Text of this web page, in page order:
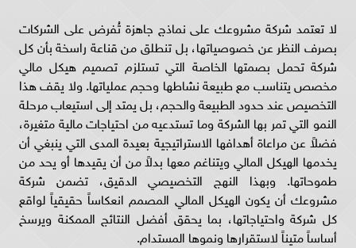
لا تعتمد شركة مشروعك على نماذج جاهزة تُفرض على الشركات
بصرف النظر عن خصوصياتها، بل تنطلق من قناعة راسخة بأن كل
شركة تحمل بصمتها الخاصة التي تستلزم تصميم هيكل مالي
مخصص يتناسب مع طبيعة نشاطها وحجم عملياتها. ولا يقف هذا
التخصيص عند حدود الطبيعة والحجم، بل يمتد إلى استيعاب مرحلة
النمو التي تمر بها الشركة وما تستدعيه من احتياجات مالية متغيرة،
فضلاً عن مراعاة أهدافها الاستراتيجية بعيدة المدى التي ينبغي أن
يخدمها الهيكل المالي ويتناغم معها بدلاً من أن يقيدها أو يحد من
طموحاتها. وبهذا النهج التخصيصي الدقيق، تضمن شركة
مشروعك أن يكون الهيكل المالي المصمم انعكاساً حقيقياً لواقع
كل شركة واحتياجاتها، بما يحقق أفضل النتائج الممكنة ويرسخ
أساساً متيناً لاستقرارها ونموها المستدام.